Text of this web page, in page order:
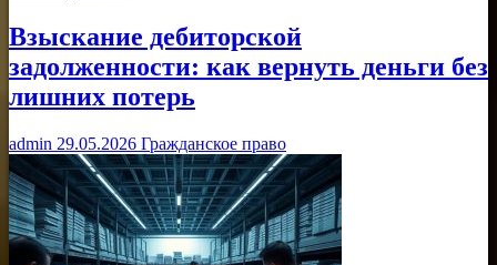
Взыскание дебиторской
задолженности: как вернуть деньги без
лишних потерь
admin 29.05.2026 Гражданское право